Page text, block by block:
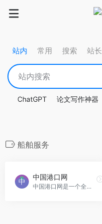
站内 常用 搜索 站长
ChatGPT 论文写作神器
船舶服务
中国港口网
中国港口网是一个全面的港航物流信息平台，提供船舶资料、船期和集装箱查询、实时船舶跟踪、潮汐信息及港口企业名录等服务。